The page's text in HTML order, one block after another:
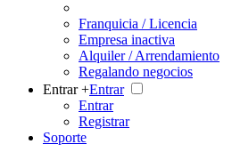
Franquicia / Licencia
Empresa inactiva
Alquiler / Arrendamiento
Regalando negocios
Entrar +Entrar
Entrar
Registrar
Soporte